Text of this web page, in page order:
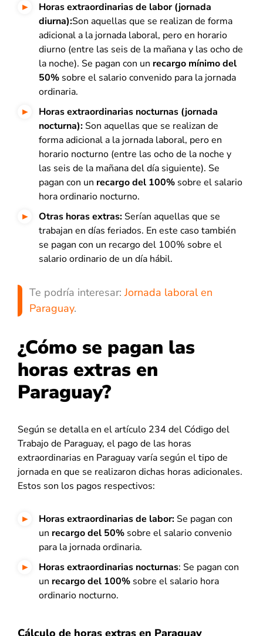
Horas extraordinarias de labor (jornada
diurna):Son aquellas que se realizan de forma
adicional a la jornada laboral, pero en horario
diurno (entre las seis de la mañana y las ocho de
la noche). Se pagan con un recargo mínimo del
50% sobre el salario convenido para la jornada
ordinaria.
Horas extraordinarias nocturnas (jornada
nocturna): Son aquellas que se realizan de
forma adicional a la jornada laboral, pero en
horario nocturno (entre las ocho de la noche y
las seis de la mañana del día siguiente). Se
pagan con un recargo del 100% sobre el salario
hora ordinario nocturno.
Otras horas extras: Serían aquellas que se
trabajan en días feriados. En este caso también
se pagan con un recargo del 100% sobre el
salario ordinario de un día hábil.
Te podría interesar:Jornada laboral en
Paraguay.
¿Cómo se pagan las
horas extras en
Paraguay?
Según se detalla en elartículo 234 del Código del
Trabajo de Paraguay, el pago de las horas
extraordinarias en Paraguay varía según el tipo de
jornada en que se realizaron dichas horas adicionales.
Estos son los pagos respectivos:
Horas extraordinarias de labor: Se pagan con
un recargo del 50% sobre el salario convenio
para la jornada ordinaria.
Horas extraordinarias nocturnas: Se pagan con
un recargo del 100% sobre el salario hora
ordinario nocturno.
Cálculo de horas extras en Paraguay